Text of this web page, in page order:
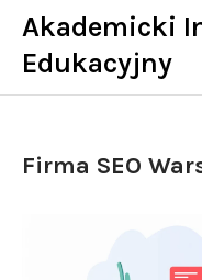
Skip
content
Akademicki
Edukacyjny
Firma SEO